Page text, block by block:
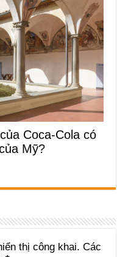
Coca-Cola có
Mỹ?
thị công khai. Các